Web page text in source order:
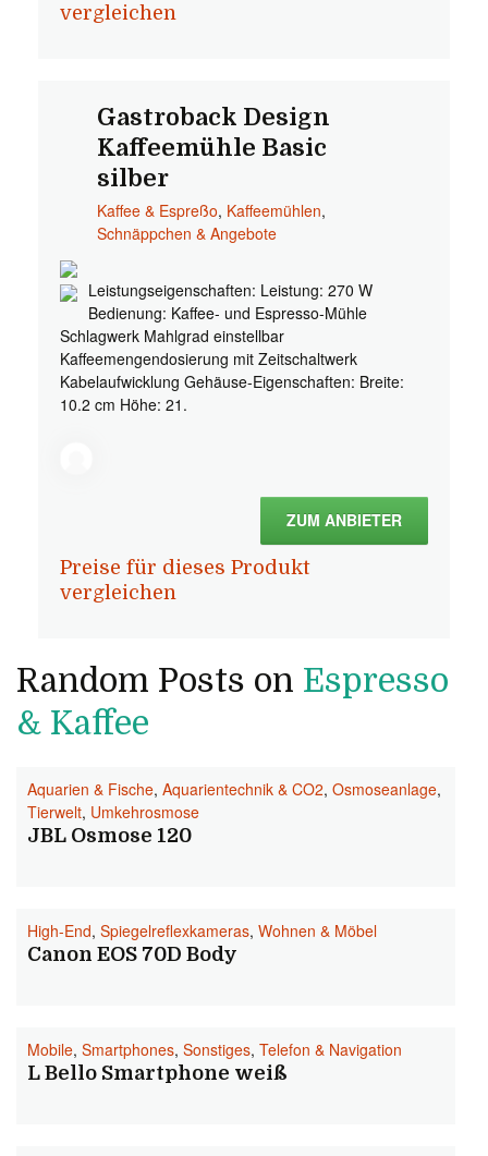
vergleichen
Gastroback Design
Kaffeemühle Basic
silber
Kaffee & Espreßo, Kaffeemühlen,
Schnäppchen & Angebote
Leistungseigenschaften: Leistung: 270 W
Bedienung: Kaffee- und Espresso-Mühle
Schlagwerk Mahlgrad einstellbar
Kaffeemengendosierung mit Zeitschaltwerk
Kabelaufwicklung Gehäuse-Eigenschaften: Breite:
10.2 cm Höhe: 21.
ZUM ANBIETER
Preise für dieses Produkt
vergleichen
Random Posts on Espresso
& Kaffee
Aquarien & Fische, Aquarientechnik & CO2, Osmoseanlage,
Tierwelt, Umkehrosmose
JBL Osmose 120
High-End, Spiegelreflexkameras, Wohnen & Möbel
Canon EOS 70D Body
Mobile, Smartphones, Sonstiges, Telefon & Navigation
L Bello Smartphone weiß